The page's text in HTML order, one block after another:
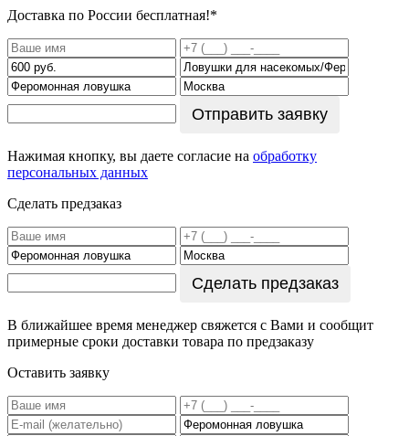
Доставка по России бесплатная!*
Отправить заявку
Нажимая кнопку, вы даете согласие на обработку
персональных данных
Сделать предзаказ
Сделать предзаказ
В ближайшее время менеджер свяжется с Вами и сообщит
примерные сроки доставки товара по предзаказу
Оставить заявку